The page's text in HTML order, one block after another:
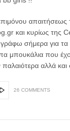
απαιτήσεως
και κυρίως της
σήμερα για τα
μπουκάλια που
αλλά
26 COMMENTS